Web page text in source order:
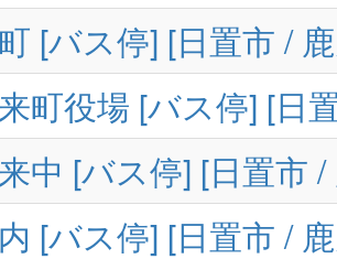
[バス停] [日置市 /
町役場 [バス停] [日
中 [バス停] [日置市
[バス停] [日置市 /